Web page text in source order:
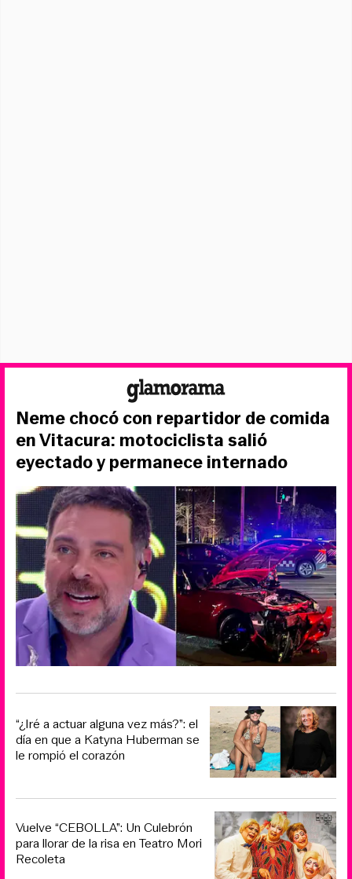
Neme chocó con repartidor de comida
en Vitacura: motociclista salió
eyectado y permanece internado
“¿Iré a actuar alguna vez más?”: el
día en que a Katyna Huberman se
le rompió el corazón
Vuelve “CEBOLLA”: Un Culebrón
para llorar de la risa en Teatro Mori
Recoleta